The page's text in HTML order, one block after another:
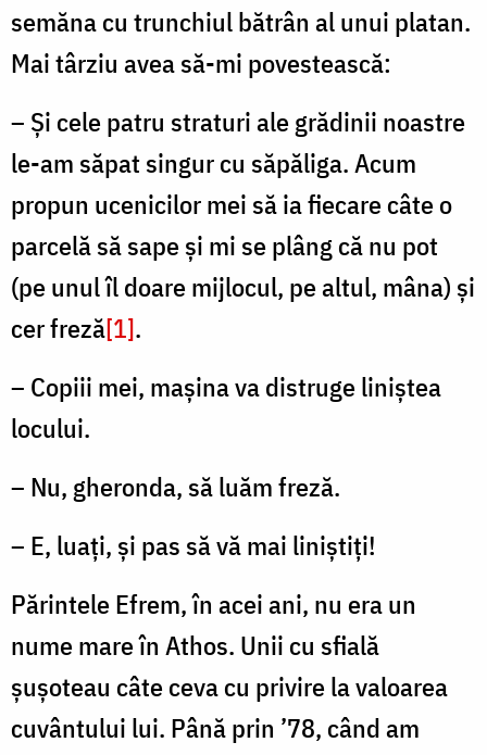
semăna cu trunchiul bătrân al unui platan.
Mai târziu avea să-mi povestească:
– Și cele patru straturi ale grădinii noastre
le-am săpat singur cu săpăliga. Acum
propun ucenicilor mei să ia fiecare câte o
parcelă să sape și mi se plâng că nu pot
(pe unul îl doare mijlocul, pe altul, mâna) și
cer freză[1].
– Copiii mei, mașina va distruge liniștea
locului.
– Nu, gheronda, să luăm freză.
– E, luați, și pas să vă mai liniștiți!
Părintele Efrem, în acei ani, nu era un
nume mare în Athos. Unii cu sfială
șușoteau câte ceva cu privire la valoarea
cuvântului lui. Până prin ’78, când am